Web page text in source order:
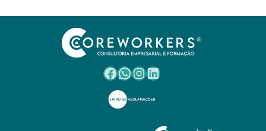
Facebook
WhatsApp
Instagram
LinkedIn